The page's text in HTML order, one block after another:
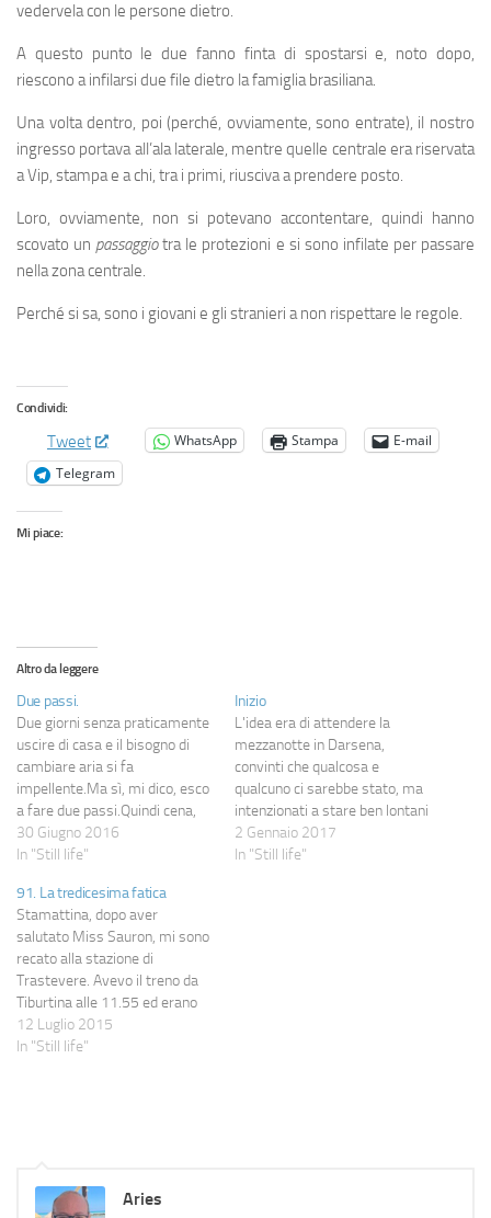
vedervela con le persone dietro.
A questo punto le due fanno finta di spostarsi e, noto dopo,
riescono a infilarsi due file dietro la famiglia brasiliana.
Una volta dentro, poi (perché, ovviamente, sono entrate), il nostro
ingresso portava all’ala laterale, mentre quelle centrale era riservata
a Vip, stampa e a chi, tra i primi, riusciva a prendere posto.
Loro, ovviamente, non si potevano accontentare, quindi hanno
scovato un passaggiotra le protezioni e si sono infilate per passare
nella zona centrale.
Perché si sa, sono i giovani e gli stranieri a non rispettare le regole.
Condividi:
Tweet WhatsApp Stampa
E-mail
Telegram
Mi piace:
Altro da leggere
Due passi.
Due giorni senza praticamente
uscire di casa e il bisogno di
cambiare aria si fa
impellente.Ma sì, mi dico, esco
a fare due passi.Quindi cena,
shorts, maglietta, birkenstock,
caricabatterie portatile,
macchina elettrica e la
parcheggio vicino alla Stazione
Centrale, giusto perché ho
voglia di camminare
partendo…
30 Giugno 2016
In "Still life"
Inizio
L'idea era di attendere la
mezzanotte in Darsena,
convinti che qualcosa e
qualcuno ci sarebbe stato, ma
intenzionati a stare ben lontani
dal casino del concerto in
Piazza Duomo. Ma arrivati alle
2 Gennaio 2017
In "Still life"
91. La tredicesima fatica
Stamattina, dopo aver
salutato Miss Sauron, mi sono
recato alla stazione di
Trastevere. Avevo il treno da
Tiburtina alle 11.55 ed erano
solo le 9.15 ma volevo
prendermela con calma e, al
12 Luglio 2015
In "Still life"
Aries